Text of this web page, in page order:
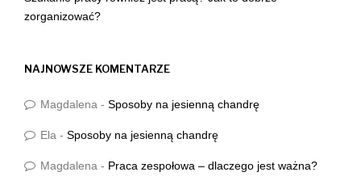
zorganizować?
NAJNOWSZE KOMENTARZE
Magdalena - Sposoby na jesienną chandrę
Ela - Sposoby na jesienną chandrę
Magdalena - Praca zespołowa – dlaczego jest ważna?